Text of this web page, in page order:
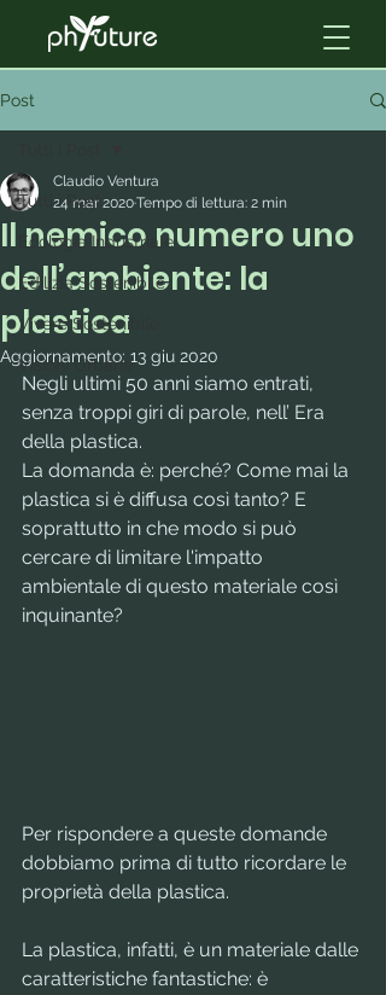
Post
Tutti i Post
Ecologia Industriale
Edilizia Sostenibile
Vivere Sostenibile
Visioni Urbane
Il nemico numero uno
dell’ambiente: la
plastica
Claudio Ventura
24 mar 2020Tempo di lettura: 2 min
Aggiornamento: 13 giu 2020
Negli ultimi 50 anni siamo entrati,
senza troppi giri di parole, nell’ Era
della plastica.
La domanda è: perché? Come mai la
plastica si è diffusa così tanto? E
soprattutto in che modo si può
cercare di limitare l'impatto
ambientale di questo materiale così
inquinante?
Per rispondere a queste domande
dobbiamo prima di tutto ricordare le
proprietà della plastica.
La plastica, infatti, è un materiale dalle
caratteristiche fantastiche: è